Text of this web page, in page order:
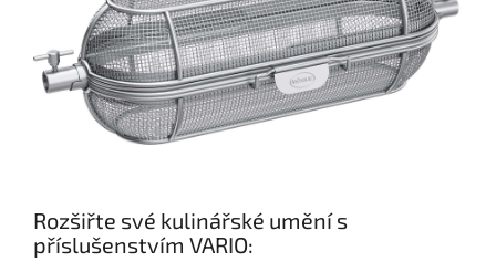
Rozšiřte své kulinářské umění s
příslušenstvím VARIO: